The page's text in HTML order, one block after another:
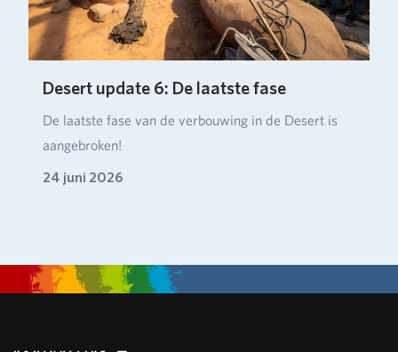
Desert update 6: De laatste fase
De laatste fase van de verbouwing in de Desert is
aangebroken!
24 juni 2026